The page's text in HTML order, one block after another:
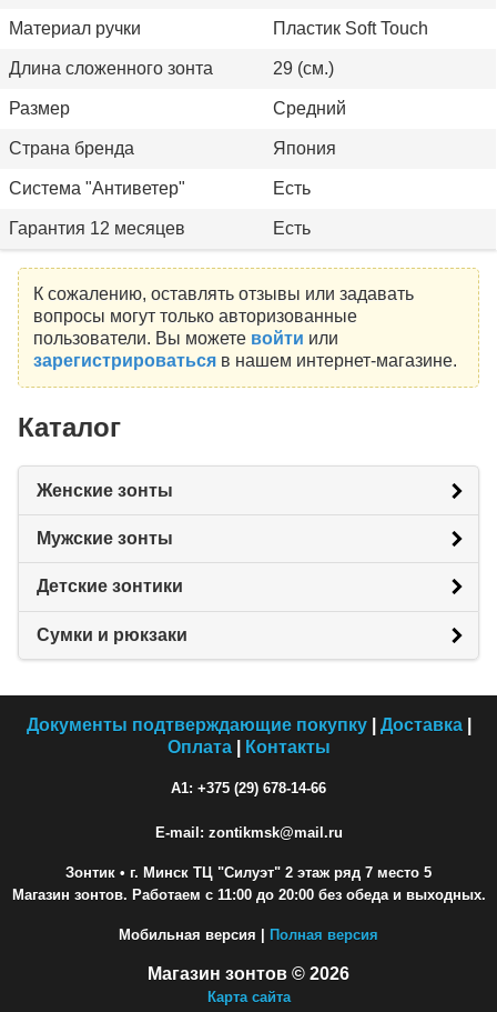
Материал ручки Пластик Soft Touch
Длина сложенного зонта 29 (см.)
Размер Средний
Страна бренда Япония
Система "Антиветер" Есть
Гарантия 12 месяцев Есть
К сожалению, оставлять отзывы или задавать
вопросы могут только авторизованные
пользователи. Вы можете войти или
зарегистрироватьсяв нашем интернет-магазине.
Каталог
Женские зонты
Мужские зонты
Детские зонтики
Сумки и рюкзаки
Документы подтверждающие покупку| Доставка|
Оплата| Контакты
A1: +375 (29) 678-14-66
E-mail: zontikmsk@mail.ru
Зонтик • г. Минск ТЦ "Силуэт" 2 этаж ряд 7 место 5
Магазин зонтов. Работаем с 11:00 до 20:00 без обеда и выходных.
Мобильная версия | Полная версия
Магазин зонтов © 2026
Карта сайта